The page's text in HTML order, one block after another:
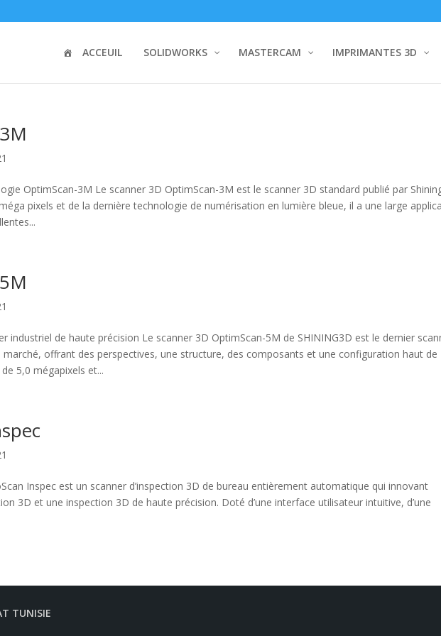
ACCEUIL SOLIDWORKS MASTERCAM IMPRIMANTES 3D
OptimScan-3M Le scanner 3D OptimScan-3M est le scanner 3D standard publié par
pixels et de la dernière technologie de numérisation en lumière bleue, il a une large
industriel de haute précision Le scanner 3D OptimScan-5M de SHINING3D est le dernier
marché, offrant des perspectives, une structure, des composants et une configuration haut de
5,0 mégapixels et...
Inspec est un scanner d’inspection 3D de bureau entièrement automatique qui innovant
3D et une inspection 3D de haute précision. Doté d’une interface utilisateur intuitive, d’une
TUNISIE